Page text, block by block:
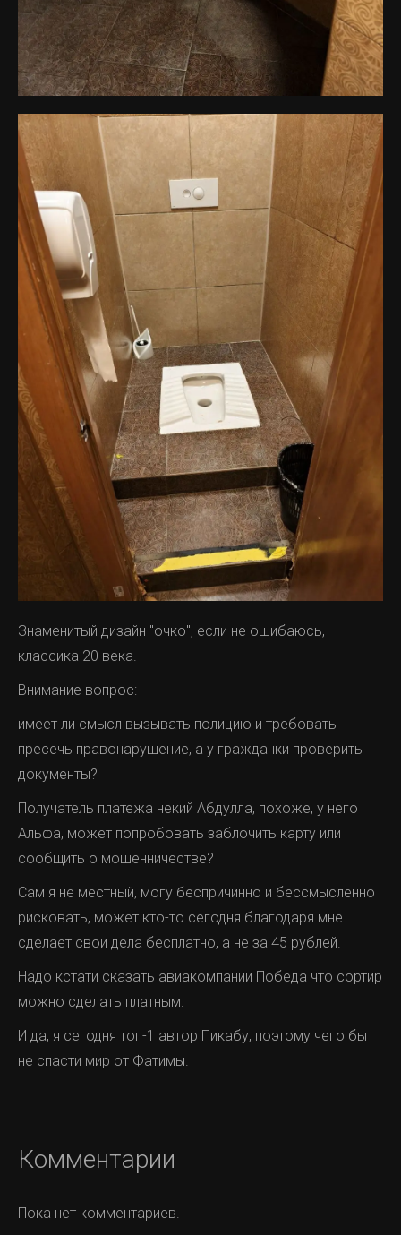
Знаменитый дизайн "очко", если не ошибаюсь,
классика 20 века.
Внимание вопрос:
имеет ли смысл вызывать полицию и требовать
пресечь правонарушение, а у гражданки проверить
документы?
Получатель платежа некий Абдулла, похоже, у него
Альфа, может попробовать заблочить карту или
сообщить о мошенничестве?
Сам я не местный, могу беспричинно и бессмысленно
рисковать, может кто-то сегодня благодаря мне
сделает свои дела бесплатно, а не за 45 рублей.
Надо кстати сказать авиакомпании Победа что сортир
можно сделать платным.
И да, я сегодня топ-1 автор Пикабу, поэтому чего бы
не спасти мир от Фатимы.
Комментарии
Пока нет комментариев.